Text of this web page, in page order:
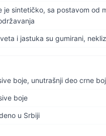
je sintetičko, sa postavom od
i jastuka su gumirani,
boje, unutrašnji deo crne
boje
u Srbiji